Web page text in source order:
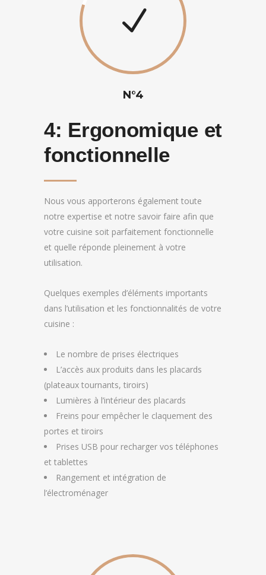
N°4
4: Ergonomique et
fonctionnelle
Nous vous apporterons également toute
notre expertise et notre savoir faire afin que
votre cuisine soit parfaitement fonctionnelle
et quelle réponde pleinement à votre
utilisation.
Quelques exemples d’éléments importants
dans l’utilisation et les fonctionnalités de votre
cuisine :
Le nombre de prises électriques
L’accès aux produits dans les placards
(plateaux tournants, tiroirs)
Lumières à l’intérieur des placards
Freins pour empêcher le claquement des
portes et tiroirs
Prises USB pour recharger vos téléphones
et tablettes
Rangement et intégration de
l’électroménager